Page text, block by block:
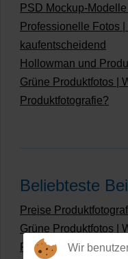
PSD Mockup-
Professionelle Fotos
kaufentscheidend
Hollowman und
Grüne Produktfotos |
Produktfotografie?
Beliebteste
Preise
Grüne Produktfotos |
Produktfotografie?
Wir